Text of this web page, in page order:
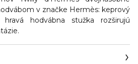
v značke Hermès: keprový
hodvábna stužka rozširujú